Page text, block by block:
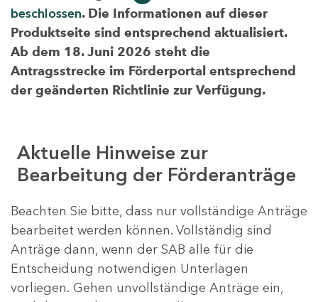
beschlossen. Die Informationen auf dieser
Produktseite sind entsprechend aktualisiert.
Ab dem 18. Juni 2026 steht die
Antragsstrecke im Förderportal entsprechend
der geänderten Richtlinie zur Verfügung.
Aktuelle Hinweise zur
Bearbeitung der Förderanträge
Beachten Sie bitte, dass nur vollständige Anträge
bearbeitet werden können. Vollständig sind
Anträge dann, wenn der SAB alle für die
Entscheidung notwendigen Unterlagen
vorliegen. Gehen unvollständige Anträge ein,